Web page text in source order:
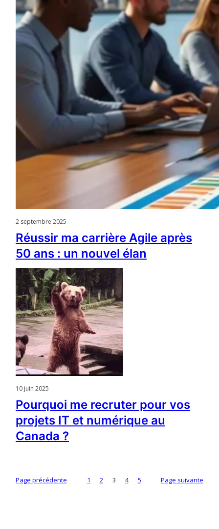
2 septembre 2025
Réussir ma carrière Agile après
50 ans : un nouvel élan
10 juin 2025
Pourquoi me recruter pour vos
projets IT et numérique au
Canada ?
Page précédente 1 2 3 4 5 Page suivante